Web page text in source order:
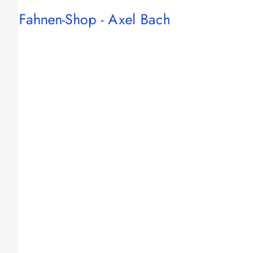
Fahnen-Shop - Axel Bach